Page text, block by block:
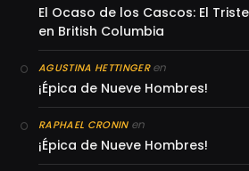
El Ocaso de los Cascos: El
en British Columbia
AGUSTINA HETTINGERen
¡Épica de Nueve Hombres!
RAPHAEL CRONINen
¡Épica de Nueve Hombres!